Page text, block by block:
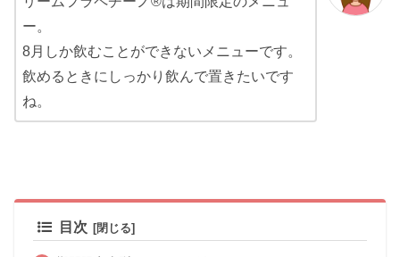
ー。
8月しか飲むことができないメニューです。
飲めるときにしっかり飲んで置きたいです
ね。
目次